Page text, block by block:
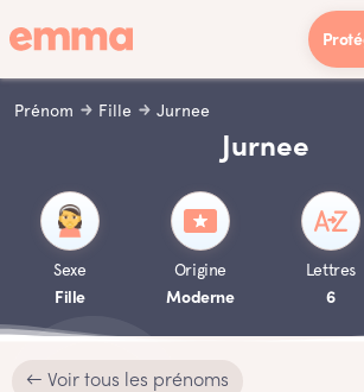
Prénom Fille Jurnee
Jurnee
Sexe
Fille
Origine
Moderne
Lettres
6
← Voir tous les prénoms